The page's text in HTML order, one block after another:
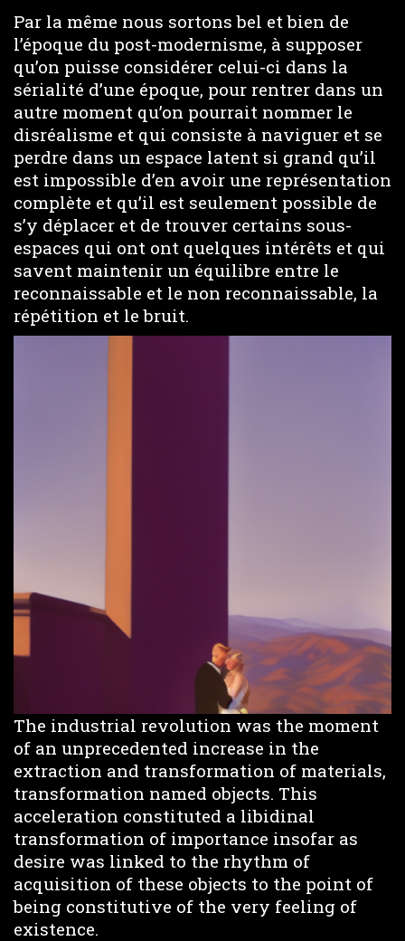
Par la même nous sortons bel et bien de
l’époque du post-modernisme, à supposer
qu’on puisse considérer celui-ci dans la
sérialité d’une époque, pour rentrer dans un
autre moment qu’on pourrait nommer le
disréalisme et qui consiste à naviguer et se
perdre dans un espace latent si grand qu’il
est impossible d’en avoir une représentation
complète et qu’il est seulement possible de
s’y déplacer et de trouver certains sous-
espaces qui ont ont quelques intérêts et qui
savent maintenir un équilibre entre le
reconnaissable et le non reconnaissable, la
répétition et le bruit.
The industrial revolution was the moment
of an unprecedented increase in the
extraction and transformation of materials,
transformation named objects. This
acceleration constituted a libidinal
transformation of importance insofar as
desire was linked to the rhythm of
acquisition of these objects to the point of
being constitutive of the very feeling of
existence.